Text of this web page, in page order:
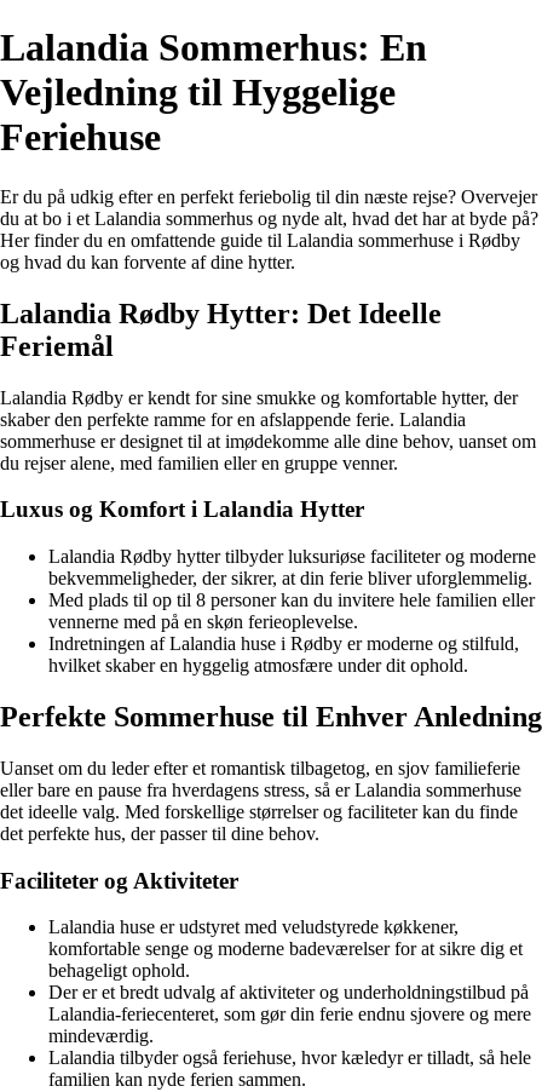
Lalandia Sommerhus: En
Vejledning til Hyggelige
Feriehuse
Er du på udkig efter en perfekt feriebolig til din næste rejse? Overvejer
du at bo i et Lalandia sommerhus og nyde alt, hvad det har at byde på?
Her finder du en omfattende guide til Lalandia sommerhuse i Rødby
og hvad du kan forvente af dine hytter.
Lalandia Rødby Hytter: Det Ideelle
Feriemål
Lalandia Rødby er kendt for sine smukke og komfortable hytter, der
skaber den perfekte ramme for en afslappende ferie. Lalandia
sommerhuse er designet til at imødekomme alle dine behov, uanset om
du rejser alene, med familien eller en gruppe venner.
Luxus og Komfort i Lalandia Hytter
Lalandia Rødby hytter tilbyder luksuriøse faciliteter og moderne
bekvemmeligheder, der sikrer, at din ferie bliver uforglemmelig.
Med plads til op til 8 personer kan du invitere hele familien eller
vennerne med på en skøn ferieoplevelse.
Indretningen af Lalandia huse i Rødby er moderne og stilfuld,
hvilket skaber en hyggelig atmosfære under dit ophold.
Perfekte Sommerhuse til Enhver Anledning
Uanset om du leder efter et romantisk tilbagetog, en sjov familieferie
eller bare en pause fra hverdagens stress, så er Lalandia sommerhuse
det ideelle valg. Med forskellige størrelser og faciliteter kan du finde
det perfekte hus, der passer til dine behov.
Faciliteter og Aktiviteter
Lalandia huse er udstyret med veludstyrede køkkener,
komfortable senge og moderne badeværelser for at sikre dig et
behageligt ophold.
Der er et bredt udvalg af aktiviteter og underholdningstilbud på
Lalandia-feriecenteret, som gør din ferie endnu sjovere og mere
mindeværdig.
Lalandia tilbyder også feriehuse, hvor kæledyr er tilladt, så hele
familien kan nyde ferien sammen.